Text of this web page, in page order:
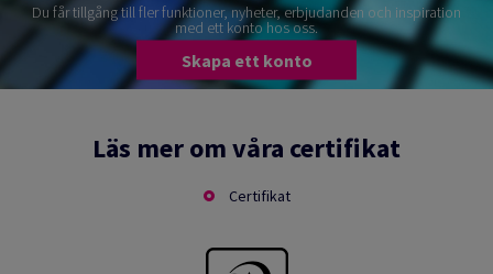
Du får tillgång till fler funktioner, nyheter, erbjudanden och inspiration
med ett konto hos oss.
Skapa ett konto
Läs mer om våra certifikat
Certifikat